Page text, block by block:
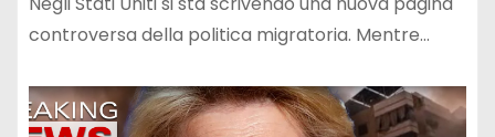
controversa della politica migratoria. Mentre…